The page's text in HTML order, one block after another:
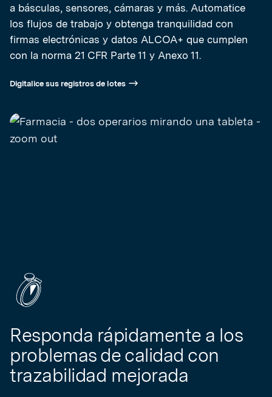
a básculas, sensores, cámaras y más. Automatice
los flujos de trabajo y obtenga tranquilidad con
firmas electrónicas y datos ALCOA+ que cumplen
con la norma 21 CFR Parte 11 y Anexo 11.
Digitalice sus registros de lotes
Responda rápidamente a los
problemas de calidad con
trazabilidad mejorada